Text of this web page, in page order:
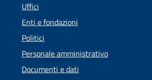
Uffici
Enti e fondazioni
Politici
Personale amministrativo
Documenti e dati